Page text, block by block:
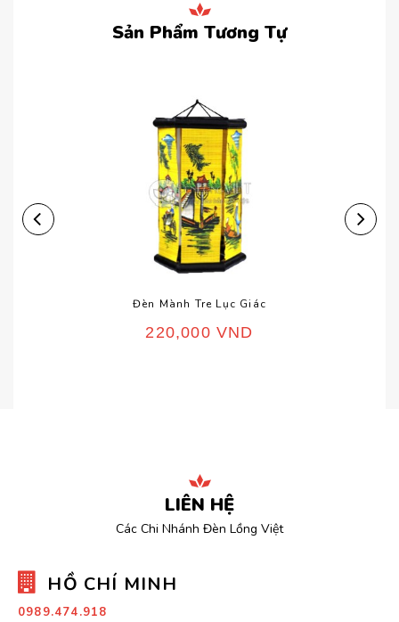
Sản Phẩm Tương Tự
Đèn Mành Tre Lục Giác
220,000 VND
LIÊN HỆ
Các Chi Nhánh Đèn Lồng Việt
HỒ CHÍ MINH
0989.474.918